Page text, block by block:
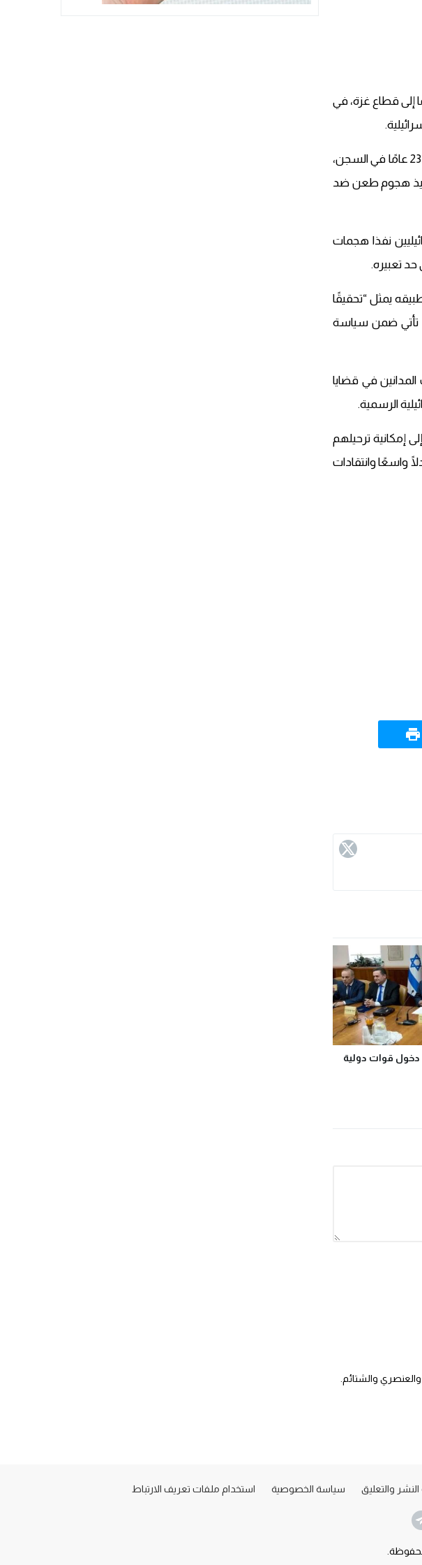
إلى قطاع غزة، في
وأوضحت هيئة البث الإسرائيلية أن القرار يشمل محمود أحمد، المدان بتنفيذ هجمات مسلحة وقضى 23 عامًا في السجن،
هجوم طعن ضد
نفذا هجمات
تعبيره.
يمثل “تحقيقًا
تأتي ضمن سياسة
العرب المدانين في قضايا
الرسمية.
إمكانية ترحيلهم
واسعًا وانتقادات
دخول قوات دولية
والشتائم.
والتعليق سياسة الخصوصية استخدام ملفات تعريف الارتباط